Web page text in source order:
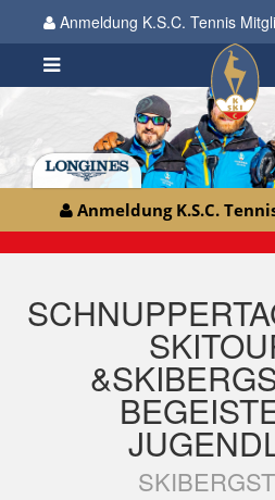
Anmeldung K.S.C. Tennis
Anmeldung K.S.C.